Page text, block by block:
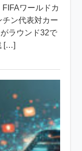
ワールドカ
ン代表対カー
ラウンド32で
[…]